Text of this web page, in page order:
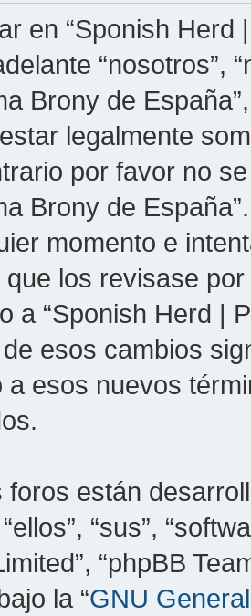
en “Sponish Herd
“nosotros”,
Brony de
legalmente
por favor no
Brony de
momento e
que los revisase
a “Sponish Herd |
esos cambios
a esos nuevos
foros están
“sus”,
“phpBB
la “GNU